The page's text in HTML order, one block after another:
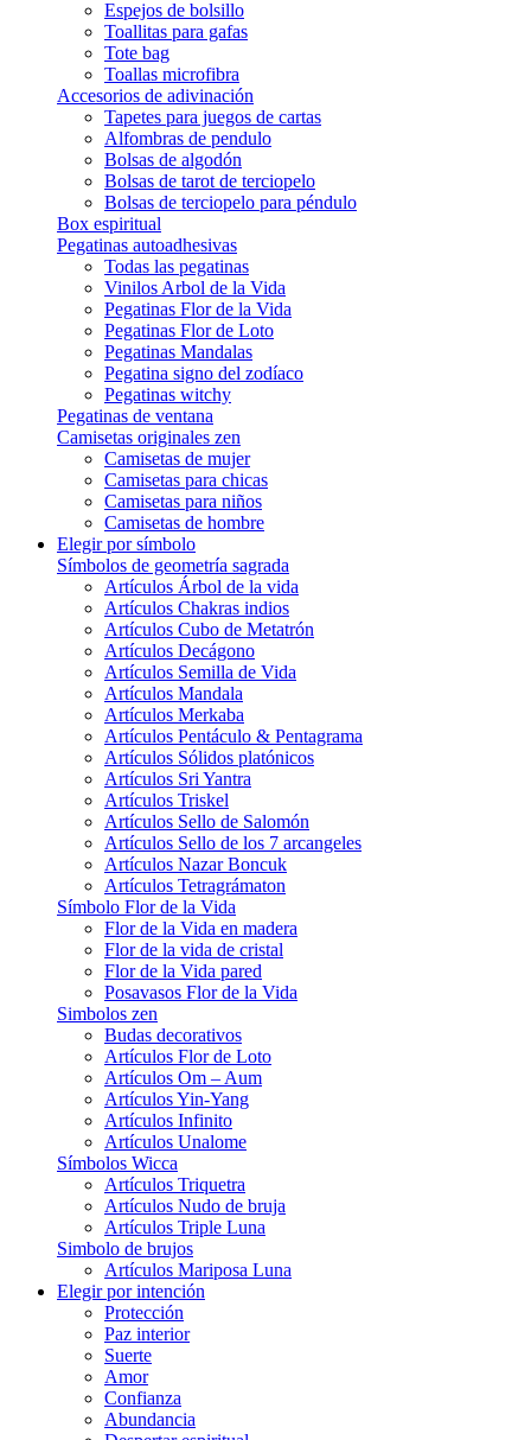
Espejos de bolsillo
Toallitas para gafas
Tote bag
Toallas microfibra
Accesorios de adivinación
Tapetes para juegos de cartas
Alfombras de pendulo
Bolsas de algodón
Bolsas de tarot de terciopelo
Bolsas de terciopelo para péndulo
Box espiritual
Pegatinas autoadhesivas
Todas las pegatinas
Vinilos Arbol de la Vida
Pegatinas Flor de la Vida
Pegatinas Flor de Loto
Pegatinas Mandalas
Pegatina signo del zodíaco
Pegatinas witchy
Pegatinas de ventana
Camisetas originales zen
Camisetas de mujer
Camisetas para chicas
Camisetas para niños
Camisetas de hombre
Elegir por símbolo
Símbolos de geometría sagrada
Artículos Árbol de la vida
Artículos Chakras indios
Artículos Cubo de Metatrón
Artículos Decágono
Artículos Semilla de Vida
Artículos Mandala
Artículos Merkaba
Artículos Pentáculo & Pentagrama
Artículos Sólidos platónicos
Artículos Sri Yantra
Artículos Triskel
Artículos Sello de Salomón
Artículos Sello de los 7 arcangeles
Artículos Nazar Boncuk
Artículos Tetragrámaton
Símbolo Flor de la Vida
Flor de la Vida en madera
Flor de la vida de cristal
Flor de la Vida pared
Posavasos Flor de la Vida
Simbolos zen
Budas decorativos
Artículos Flor de Loto
Artículos Om – Aum
Artículos Yin-Yang
Artículos Infinito
Artículos Unalome
Símbolos Wicca
Artículos Triquetra
Artículos Nudo de bruja
Artículos Triple Luna
Simbolo de brujos
Artículos Mariposa Luna
Elegir por intención
Protección
Paz interior
Suerte
Amor
Confianza
Abundancia